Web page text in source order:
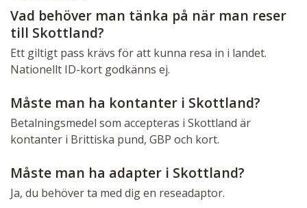
Vad behöver man tänka på när man reser
till Skottland?
Ett giltigt pass krävs för att kunna resa in i landet.
Nationellt ID-kort godkänns ej.
Måste man ha kontanter i Skottland?
Betalningsmedel som accepteras i Skottland är
kontanter i Brittiska pund, GBP och kort.
Måste man ha adapter i Skottland?
Ja, du behöver ta med dig en reseadaptor.